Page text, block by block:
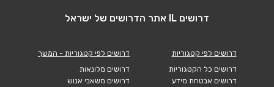
דרושים IL אתר הדרושים של ישראל
דרושים לפי קטגוריות
דרושים כל הקטגוריות
דרושים אבטחת מידע
דרושים לפי קטגוריות - המשך
דרושים מלונאות
דרושים משאבי אנוש